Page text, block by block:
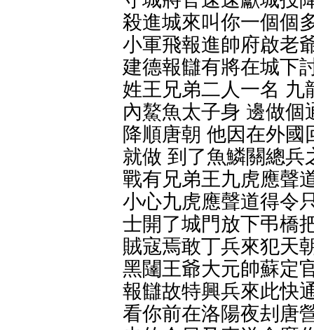
殺進城來叫你一個個
小軍飛報進帥府啟老
建德報讎有將在城下
姓王兄弟二人一名 九
內鰲魚太子身 邊做個
降順唐朝 他因在外
就做 到了魚鱗關總兵
戰有兄弟王九虎應聲
小心九虎應聲道得令
士開了城門放下弔橋
賊寇焉敢丁兵來犯天
黑闥王爺大元帥蘇定
報讎故特興兵來此快
看你前在洛陽夜刦唐